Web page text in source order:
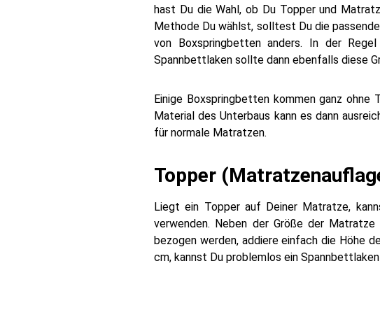
hast Du die Wahl, ob Du Topper und
Methode Du wählst, solltest Du die
von Boxspringbetten anders. In der
Spannbettlaken sollte dann ebenfalls diese
Einige Boxspringbetten kommen ganz
Material des Unterbaus kann es dann
für normale Matratzen.
Topper
Liegt ein Topper auf Deiner Matratze,
verwenden. Neben der Größe der
bezogen werden, addiere einfach die Höhe
cm, kannst Du problemlos ein